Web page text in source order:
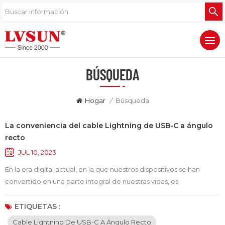
BÚSQUEDA
Hogar / Búsqueda
La conveniencia del cable Lightning de USB-C a ángulo
recto
JUL 10, 2023
En la era digital actual, en la que nuestros dispositivos se han
convertido en una parte integral de nuestras vidas, es
fundamental contar con los cables de carga adecuados. Una de
estas soluciones innovadoras es la Cable Lightning de USB-C a
ángulo recto. Este cable ofrece una forma cómoda y práctica de
ETIQUETAS :
Cable Lightning De USB-C A Ángulo Recto